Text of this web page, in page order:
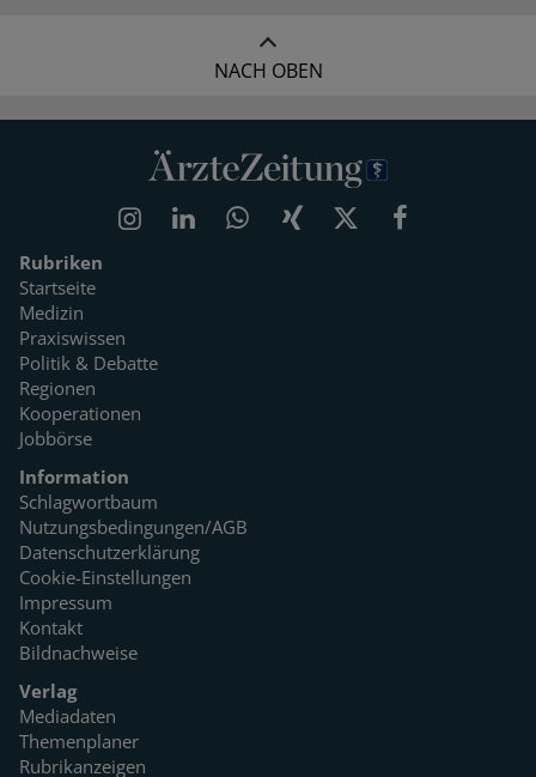
NACH OBEN
Rubriken
Startseite
Medizin
Praxiswissen
Politik & Debatte
Regionen
Kooperationen
Jobbörse
Information
Schlagwortbaum
Nutzungsbedingungen/AGB
Datenschutzerklärung
Cookie-Einstellungen
Impressum
Kontakt
Bildnachweise
Verlag
Mediadaten
Themenplaner
Rubrikanzeigen